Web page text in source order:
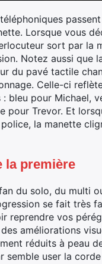
Lorsque vous
sort par la
Notez aussi que
du pavé tactile
Celle-ci
: bleu pour Michael,
pour Trevor. Et
la manette
la première
du solo, du multi
se fait très
reprendre vos
améliorations
réduits à peau
semble user la corde